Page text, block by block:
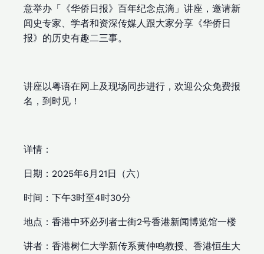
意举办「《华侨日报》百年纪念点滴」讲座，邀请新
闻史专家、学者和资深传媒人跟大家分享《华侨日
报》的历史有趣二三事。
讲座以粤语在网上及现场同步进行，欢迎公众免费报
名，到时见！
详情：
日期：2025年6月21日（六）
时间：下午3时至4时30分
地点：香港中环必列者士街2号香港新闻博览馆一楼
讲者：香港树仁大学新传系黄仲鸣教授、香港恒生大